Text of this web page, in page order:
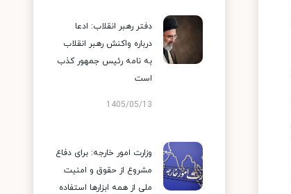
دفتر رهبر انقلاب: ادعا
درباره واکنش رهبر انقلاب
به نامه رئیس جمهور کذب
است
1405/05/13
وزارت امور خارجه: برای دفاع
مشروع از حقوق و امنیت
ملی از همه ابزارها استفاده